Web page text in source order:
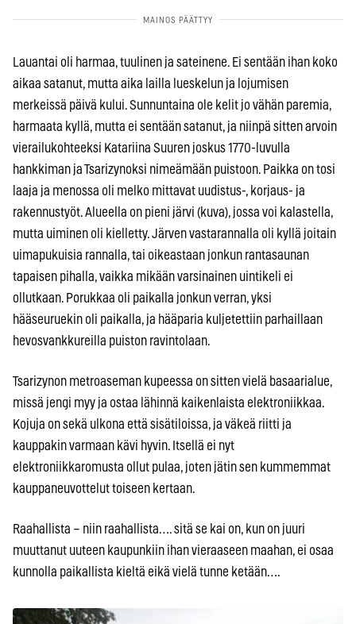
Lauantai oli harmaa, tuulinen ja sateinene. Ei sentään ihan koko
aikaa satanut, mutta aika lailla lueskelun ja lojumisen
merkeissä päivä kului. Sunnuntaina ole kelit jo vähän paremia,
harmaata kyllä, mutta ei sentään satanut, ja niinpä sitten arvoin
vierailukohteeksi Katariina Suuren joskus 1770-luvulla
hankkiman ja Tsarizynoksi nimeämään puistoon. Paikka on tosi
laaja ja menossa oli melko mittavat uudistus-, korjaus- ja
rakennustyöt. Alueella on pieni järvi (kuva), jossa voi kalastella,
mutta uiminen oli kielletty. Järven vastarannalla oli kyllä joitain
uimapukuisia rannalla, tai oikeastaan jonkun rantasaunan
tapaisen pihalla, vaikka mikään varsinainen uintikeli ei
ollutkaan. Porukkaa oli paikalla jonkun verran, yksi
hääseuruekin oli paikalla, ja hääparia kuljetettiin parhaillaan
hevosvankkureilla puiston ravintolaan.
Tsarizynon metroaseman kupeessa on sitten vielä basaarialue,
missä jengi myy ja ostaa lähinnä kaikenlaista elektroniikkaa.
Kojuja on sekä ulkona että sisätiloissa, ja väkeä riitti ja
kauppakin varmaan kävi hyvin. Itsellä ei nyt
elektroniikkaromusta ollut pulaa, joten jätin sen kummemmat
kauppaneuvottelut toiseen kertaan.
Raahallista – niin raahallista…. sitä se kai on, kun on juuri
muuttanut uuteen kaupunkiin ihan vieraaseen maahan, ei osaa
kunnolla paikallista kieltä eikä vielä tunne ketään….